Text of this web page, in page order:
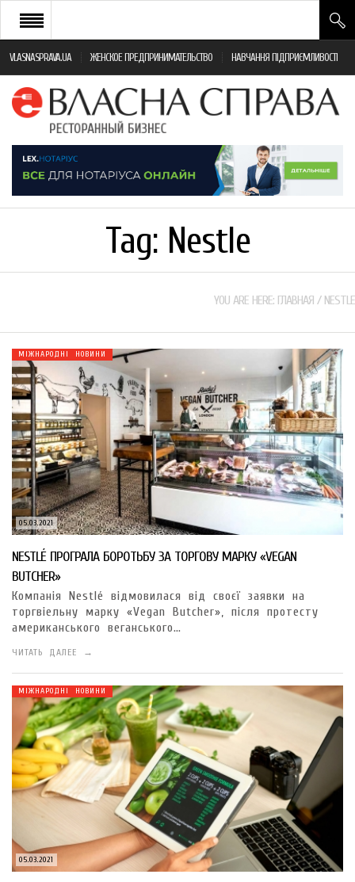
VLASNASPRAVA.UA ЖЕНСКОЕ ПРЕДПРИНИМАТЕЛЬСТВО НАВЧАННЯ ПІДПРИЄМЛИВОСТІ
НОВИНИ РЕСТОРАННОГО БІЗНЕСУ
ЯК ВІДКРИТИ ТА УСПІШНО КЕРУВАТИ
МОНІТОРИНГ ЗАКОНОДАВСТВА
Tag: Nestle
YOU ARE HERE: ГЛАВНАЯ / NESTLE
05.03.2021
МІЖНАРОДНІ НОВИНИ
NESTLÉ ПРОГРАЛА БОРОТЬБУ ЗА ТОРГОВУ МАРКУ «VEGAN
BUTCHER»
Компанія Nestlé відмовилася від своєї заявки на
торгвіельну марку «Vegan Butcher», після протесту
американського веганського…
ЧИТАТЬ ДАЛЕЕ →
05.03.2021
МІЖНАРОДНІ НОВИНИ